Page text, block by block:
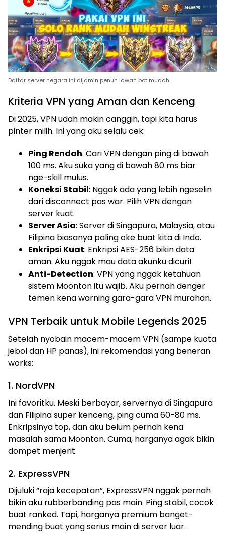
Daftar server negara ini dijamin penuh lawan bot mudah.
Kriteria VPN yang Aman dan Kenceng
Di 2025, VPN udah makin canggih, tapi kita harus
pinter milih. Ini yang aku selalu cek:
Ping Rendah: Cari VPN dengan ping di bawah
100 ms. Aku suka yang di bawah 80 ms biar
nge-skill mulus.
Koneksi Stabil: Nggak ada yang lebih ngeselin
dari disconnect pas war. Pilih VPN dengan
server kuat.
Server Asia: Server di Singapura, Malaysia, atau
Filipina biasanya paling oke buat kita di Indo.
Enkripsi Kuat: Enkripsi AES-256 bikin data
aman. Aku nggak mau data akunku dicuri!
Anti-Detection: VPN yang nggak ketahuan
sistem Moonton itu wajib. Aku pernah denger
temen kena warning gara-gara VPN murahan.
VPN Terbaik untuk Mobile Legends 2025
Setelah nyobain macem-macem VPN (sampe kuota
jebol dan HP panas), ini rekomendasi yang beneran
works:
1. NordVPN
Ini favoritku. Meski berbayar, servernya di Singapura
dan Filipina super kenceng, ping cuma 60-80 ms.
Enkripsinya top, dan aku belum pernah kena
masalah sama Moonton. Cuma, harganya agak bikin
dompet menjerit.
2. ExpressVPN
Dijuluki “raja kecepatan”, ExpressVPN nggak pernah
bikin aku rubberbanding pas main. Ping stabil, cocok
buat ranked. Tapi, harganya premium banget-
mending buat yang serius main di server luar.